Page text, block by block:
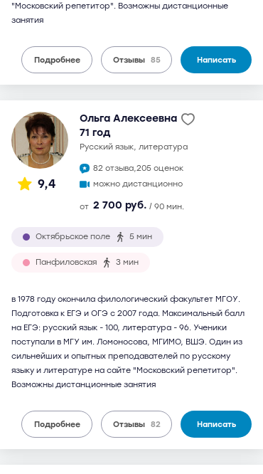
"Московский репетитор". Возможны дистанционные
занятия
Подробнее Отзывы 85 Написать
9,4
Ольга Алексеевна
71 год
русский язык, литература
82 отзыва,205 оценок
можно дистанционно
от 2 700 руб. / 90 мин.
Октябрьское поле 5 мин
Панфиловская 3 мин
в 1978 году окончила филологический факультет МГОУ.
Подготовка к ЕГЭ и ОГЭ с 2007 года. Максимальный балл
на ЕГЭ: русский язык - 100, литература - 96. Ученики
поступали в МГУ им. Ломоносова, МГИМО, ВШЭ. Один из
сильнейших и опытных преподавателей по русскому
языку и литературе на сайте "Московский репетитор".
Возможны дистанционные занятия
Подробнее Отзывы 82 Написать